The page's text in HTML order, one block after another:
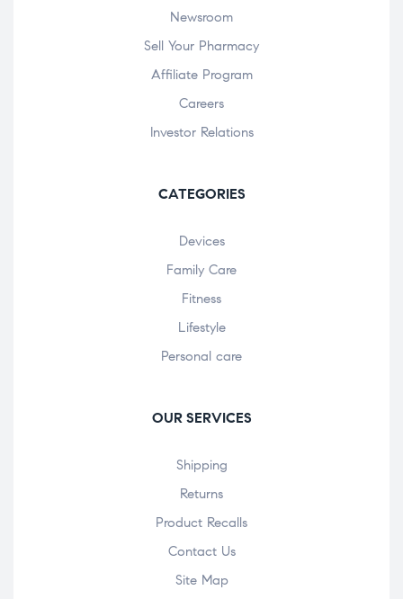
Newsroom
Sell Your Pharmacy
Affiliate Program
Careers
Investor Relations
CATEGORIES
Devices
Family Care
Fitness
Lifestyle
Personal care
OUR SERVICES
Shipping
Returns
Product Recalls
Contact Us
Site Map